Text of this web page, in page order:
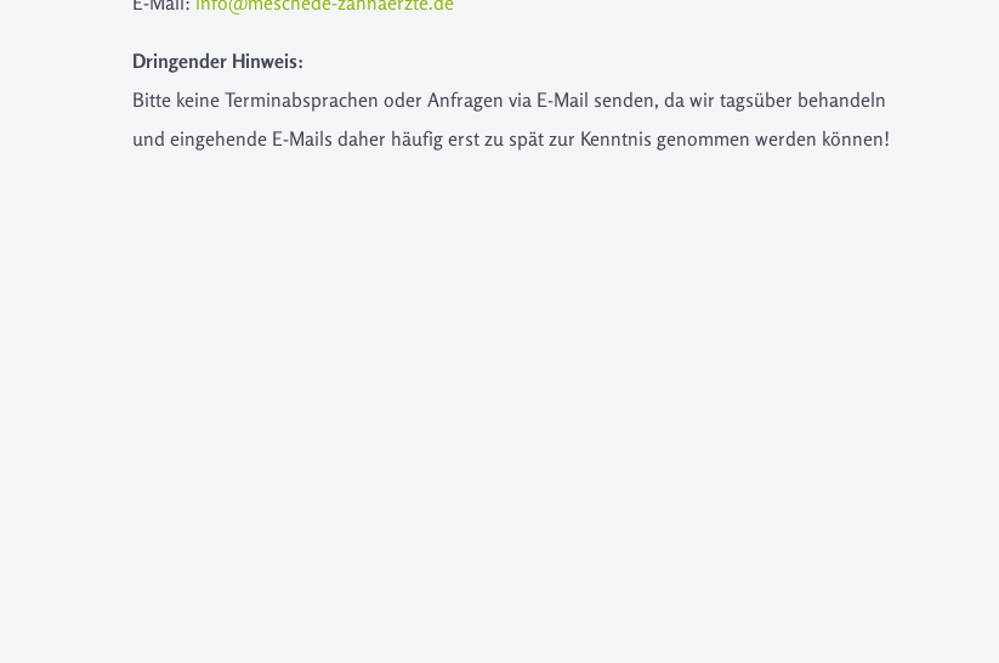
Dringender Hinweis:
Bitte keine Terminabsprachen oder Anfragen via E-Mail senden, da wir tagsüber behandeln
und eingehende E-Mails daher häufig erst zu spät zur Kenntnis genommen werden können!